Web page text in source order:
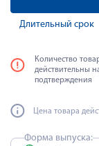
Длительный срок
Количество
действительны
подтверждения
Цена товара
Форма выпуска: